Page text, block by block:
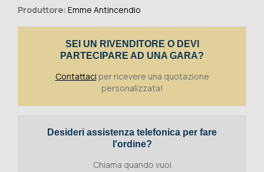
Produttore: Emme Antincendio
SEI UN RIVENDITORE O DEVI
PARTECIPARE AD UNA GARA?
Contattaci per ricevere una quotazione
personalizzata!
Desideri assistenza telefonica per fare
l'ordine?
Chiama quando vuoi